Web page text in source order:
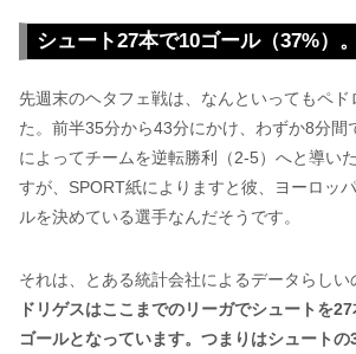
シュート27本で10ゴール（37%）。
先週末のヘタフェ戦は、なんといってもペド
た。前半35分から43分にかけ、わずか8分間
によってチームを逆転勝利（2-5）へと導い
すが、SPORT紙によりますと彼、ヨーロッ
ルを決めている選手なんだそうです。
それは、とある統計会社によるデータらしい
ドリゲスはここまでのリーガでシュートを
ゴールとなっています。つまりはシュート